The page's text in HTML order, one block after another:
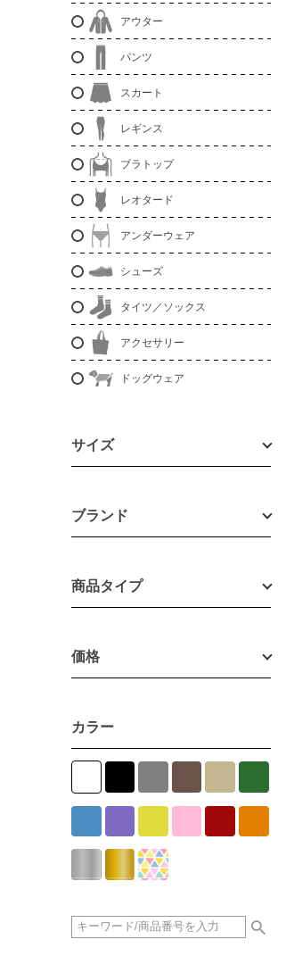
アウター
パンツ
スカート
レギンス
ブラトップ
レオタード
アンダーウェア
シューズ
タイツ／ソックス
アクセサリー
ドッグウェア
サイズ
ブランド
商品タイプ
価格
カラー